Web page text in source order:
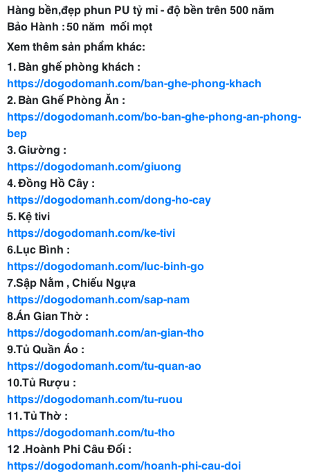
Hàng bền,đẹp phun PU tỷ mỉ - độ bền trên 500 năm
Bảo Hành : 50 năm mối mọt
Xem thêm sản phẩm khác:
1. Bàn ghế phòng khách :
https://dogodomanh.com/ban-ghe-phong-khach
2. Bàn Ghế Phòng Ăn :
https://dogodomanh.com/bo-ban-ghe-phong-an-phong-
bep
3. Giường :
https://dogodomanh.com/giuong
4. Đồng Hồ Cây :
https://dogodomanh.com/dong-ho-cay
5. Kệ tivi
https://dogodomanh.com/ke-tivi
6.Lục Bình :
https://dogodomanh.com/luc-binh-go
7.Sập Nằm , Chiếu Ngựa
https://dogodomanh.com/sap-nam
8.Án Gian Thờ :
https://dogodomanh.com/an-gian-tho
9.Tủ Quần Áo :
https://dogodomanh.com/tu-quan-ao
10.Tủ Rượu :
https://dogodomanh.com/tu-ruou
11. Tủ Thờ :
https://dogodomanh.com/tu-tho
12 .Hoành Phi Câu Đối :
https://dogodomanh.com/hoanh-phi-cau-doi